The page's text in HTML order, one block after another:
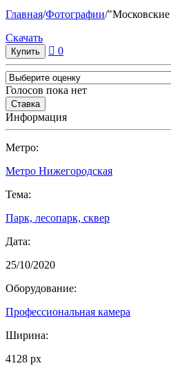
Главная/Фотографии/"Московские
Cкачать
0
Голосов пока нет
Информация
Метро:
Метро Нижегородская
Тема:
Парк, лесопарк, сквер
Дата:
25/10/2020
Оборудование:
Профессиональная камера
Ширина:
4128 px